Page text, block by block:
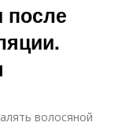
волосяной